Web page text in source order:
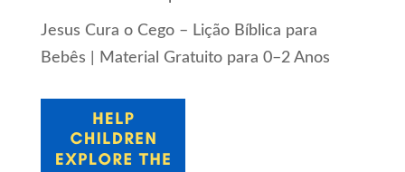
Jesus Cura o Cego – Lição Bíblica para
Bebês | Material Gratuito para 0–2 Anos